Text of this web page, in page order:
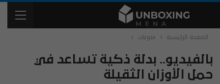
الصفحة الرئيسية منوعات
بالفيديو.. بدلة ذكية تساعد في
حمل الأوزان الثقيلة